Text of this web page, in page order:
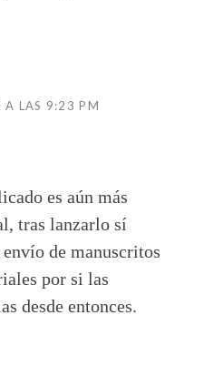
A LAS 9:23 PM
es aún más
tras lanzarlo sí
de manuscritos
por si las
desde entonces.